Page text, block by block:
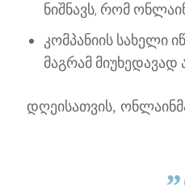
ნიშნავს, რომ
კომპანიის სახელი
მაგრამ
დღეისათვის,